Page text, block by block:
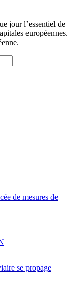
jour l’essentiel de
européennes.
de mesures de
se propage